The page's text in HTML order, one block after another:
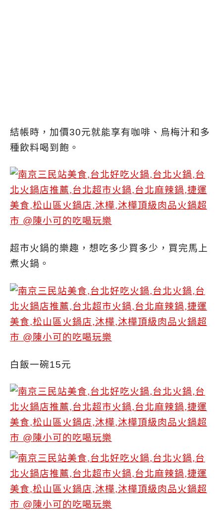
結帳時，加價30元就能享有咖啡、烏梅汁和多
種飲料喝到飽。
超市火鍋的樂趣，想吃多少買多少，買完馬上
煮火鍋。
白飯一碗15元